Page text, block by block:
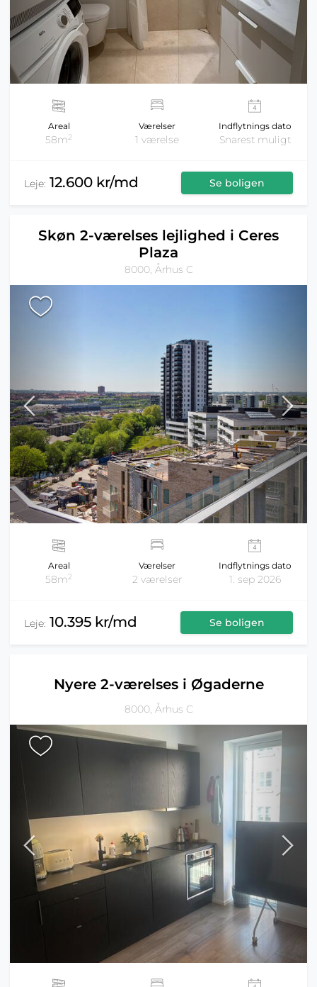
Areal
58m2
Værelser
1 værelse
Indflytnings dato
Snarest muligt
Leje: 12.600 kr/md Se boligen
Skøn 2-værelses lejlighed i Ceres
Plaza
8000, Århus C
Areal
58m2
Værelser
2 værelser
Indflytnings dato
1. sep 2026
Leje: 10.395 kr/md Se boligen
Nyere 2-værelses i Øgaderne
8000, Århus C